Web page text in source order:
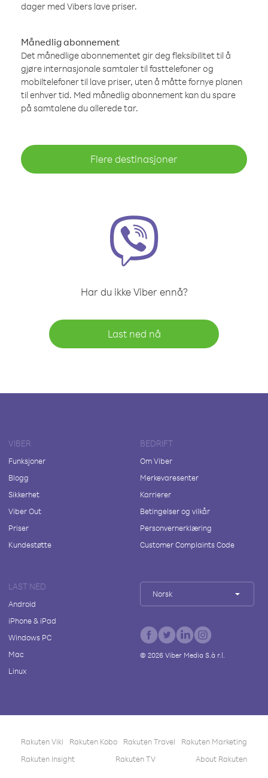
dager med Vibers lave priser.
Månedlig abonnement
Det månedlige abonnementet gir deg fleksibilitet til å
gjøre internasjonale samtaler til fasttelefoner og
mobiltelefoner til lave priser, uten å måtte fornye planen
til enhver tid. Med månedlig abonnement kan du spare
på samtalene du allerede tar.
Flere destinasjoner
Har du ikke Viber ennå?
Last ned nå
VIBER
Funksjoner
Blogg
Sikkerhet
Viber Out
Priser
Kundestøtte
BEDRIFT
Om Viber
Merkevaresenter
Karrierer
Betingelser og vilkår
Personvernerklæring
Customer Complaints Code
LAST NED
Android
iPhone & iPad
Windows PC
Mac
Linux
Norsk
© 2026Viber Media S.à r.l.
Rakuten Viki Rakuten Kobo Rakuten Travel
Rakuten Marketing
Rakuten Insight
Rakuten TV About Rakuten